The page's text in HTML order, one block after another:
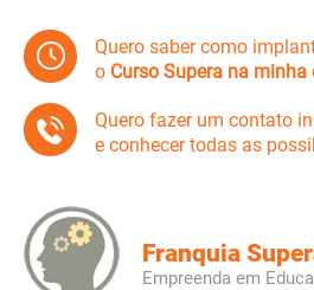
Quero saber como
o Curso Supera na minha
Quero fazer um contato
e conhecer todas as
Franquia
Empreenda em